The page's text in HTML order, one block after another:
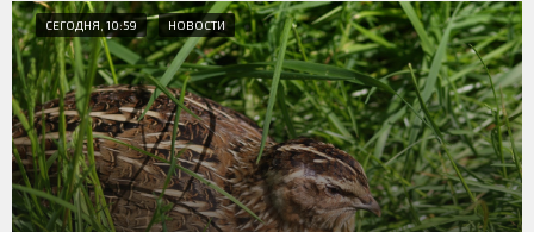
СЕГОДНЯ, 10:59 НОВОСТИ